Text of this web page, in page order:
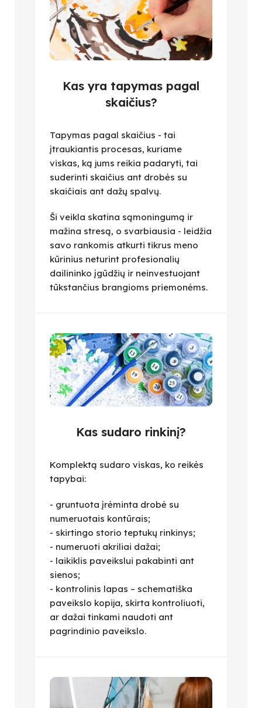
Kas yra tapymas pagal
skaičius?
Tapymas pagal skaičius - tai
įtraukiantis procesas, kuriame
viskas, ką jums reikia padaryti, tai
suderinti skaičius ant drobės su
skaičiais ant dažų spalvų.
Ši veikla skatina sąmoningumą ir
mažina stresą, o svarbiausia - leidžia
savo rankomis atkurti tikrus meno
kūrinius neturint profesionalių
dailininko įgūdžių ir neinvestuojant
tūkstančius brangioms priemonėms.
Kas sudaro rinkinį?
Komplektą sudaro viskas, ko reikės
tapybai:
- gruntuota įrėminta drobė su
numeruotais kontūrais;
- skirtingo storio teptukų rinkinys;
- numeruoti akriliai dažai;
- laikiklis paveikslui pakabinti ant
sienos;
- kontrolinis lapas – schematiška
paveikslo kopija, skirta kontroliuoti,
ar dažai tinkami naudoti ant
pagrindinio paveikslo.